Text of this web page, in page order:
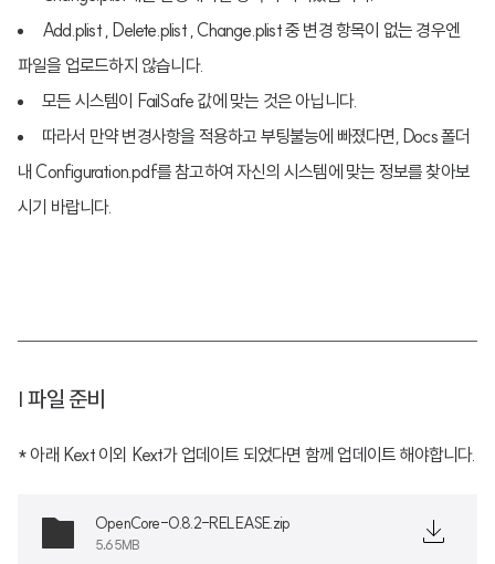
Add.plist , Delete.plist , Change.plist 중 변경 항목이 없는 경우엔
파일을 업로드하지 않습니다.
모든 시스템이 FailSafe 값에 맞는 것은 아닙니다.
따라서 만약 변경사항을 적용하고 부팅불능에 빠졌다면, Docs 폴더
내 Configuration.pdf를 참고하여 자신의 시스템에 맞는 정보를 찾아보
시기 바랍니다.
| 파일 준비
* 아래 Kext 이외 Kext가 업데이트 되었다면 함께 업데이트 해야합니다.
OpenCore-0.8.2-RELEASE.zip
5.65MB